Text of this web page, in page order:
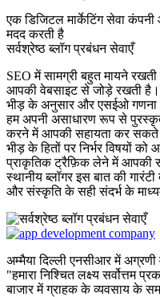
एक डिजिटल मार्केटिंग सेवा
मदद करती है
सर्वश्रेष्ठ ब्लॉग प्रबंधन सेवाएँ
SEO में सामग्री बहुत मायने
आपकी वेबसाइट से जोड़े रखती
भीड़ के अनुसार और एसईओ गणना
हम अपनी असाधारण रूप से
करने में आपकी सहायता कर सकते
भीड़ के हितों पर निर्भर विषयों
प्राकृतिक ट्रैफ़िक लेने में आपकी
स्थानीय ब्लॉगर इस बात की
और संस्कृति के सही संदर्भ के
अम्मैया दिल्ली एनसीआर में
"हमारा निश्चित लक्ष्य सर्वोत्तम
बाजार में ग्राहक के व्यवसाय के